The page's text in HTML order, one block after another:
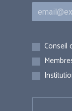
Courriel
Inscriptions
Conseil